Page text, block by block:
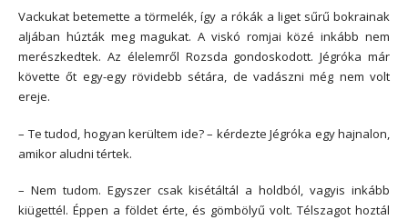
Vackukat betemette a törmelék, így a rókák a liget sűrű bokrainak
aljában húzták meg magukat. A viskó romjai közé inkább nem
merészkedtek. Az élelemről Rozsda gondoskodott. Jégróka már
követte őt egy-egy rövidebb sétára, de vadászni még nem volt
ereje.
– Te tudod, hogyan kerültem ide? – kérdezte Jégróka egy hajnalon,
amikor aludni tértek.
– Nem tudom. Egyszer csak kisétáltál a holdból, vagyis inkább
kiügettél. Éppen a földet érte, és gömbölyű volt. Télszagot hoztál